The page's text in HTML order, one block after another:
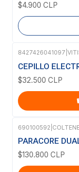
$4.900 CLP
8427426041097
CEPILLO
$32.500 CLP
690100592 COLTENE
PARACORE
$130.800 CLP